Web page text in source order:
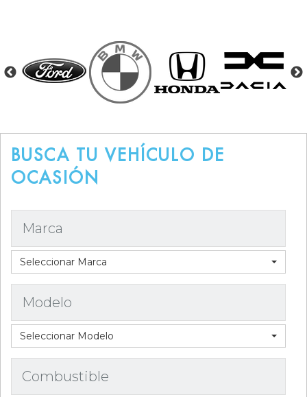
BUSCA TU VEHÍCULO DE
OCASIÓN
Marca
Seleccionar Marca
Modelo
Seleccionar Modelo
Combustible